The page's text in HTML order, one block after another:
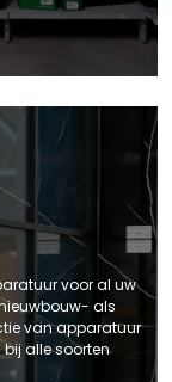
voor al uw
als
van apparatuur
alle soorten